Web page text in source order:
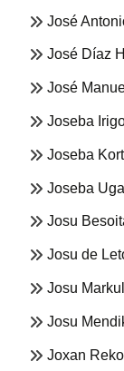
José
José Díaz
José
Joseba
Joseba
Joseba
Josu
Josu de
Josu
Josu
Joxan